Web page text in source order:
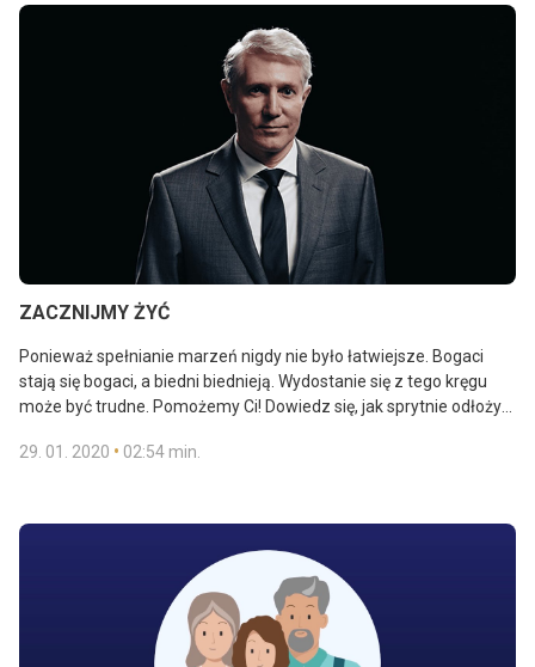
ZACZNIJMY ŻYĆ
Ponieważ spełnianie marzeń nigdy nie było łatwiejsze. Bogaci
stają się bogaci, a biedni biednieją. Wydostanie się z tego kręgu
może być trudne. Pomożemy Ci! Dowiedz się, jak sprytnie odłożyć
rozwiązywać problemy finansowe i wyjść naprzeciw swoich
29. 01. 2020 • 02:54 min.